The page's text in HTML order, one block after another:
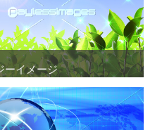
ーイメージ
ーイメージ